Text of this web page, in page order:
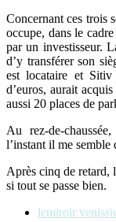
Concernant ces trois
occupe, dans le
par un investisseur.
d’y transférer son
est locataire et
d’euros, aurait
aussi 20 places de
Au rez-de-
l’instant il me semble
Après cinq de retard,
si tout se passe bien.
lemiroir